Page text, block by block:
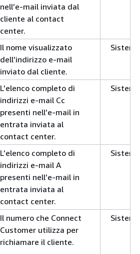
nell’e-mail inviata dal
cliente al contact
center.
Il nome visualizzato
dell’indirizzo e-mail
inviato dal cliente.
Sistema
L’elenco completo di
indirizzi e-mail Cc
presenti nell’e-mail in
entrata inviata al
contact center.
Sistema
L’elenco completo di
indirizzi e-mail A
presenti nell’e-mail in
entrata inviata al
contact center.
Sistema
Il numero che Connect
Customer utilizza per
richiamare il cliente.
Sistema